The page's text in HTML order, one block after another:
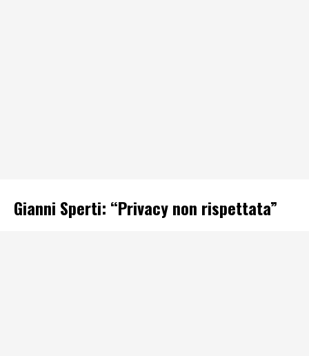
Gianni Sperti: “Privacy non rispettata”